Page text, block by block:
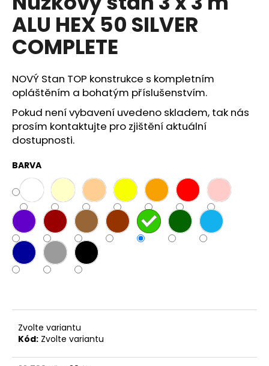
ALU HEX 50 SILVER
COMPLETE
NOVÝ Stan TOP konstrukce s kompletním
opláštěním a bohatým příslušenstvím.
Pokud není vybavení uvedeno skladem, tak nás
prosím kontaktujte pro zjištění aktuální
dostupnosti.
BARVA
Zvolte variantu
Kód: Zvolte variantu
A
a
j
í
?
D
p
o
r
u
č
e
m
e